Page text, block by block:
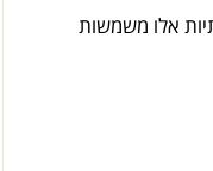
אלו משמשות